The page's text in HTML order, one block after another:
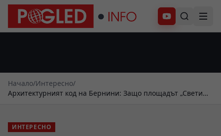
Абонирай се
Начало/Интересно/
Архитектурният код на Бернини: Защо площадът „Свети
ИНТЕРЕСНО